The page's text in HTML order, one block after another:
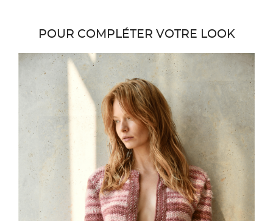
POUR COMPLÉTER VOTRE LOOK